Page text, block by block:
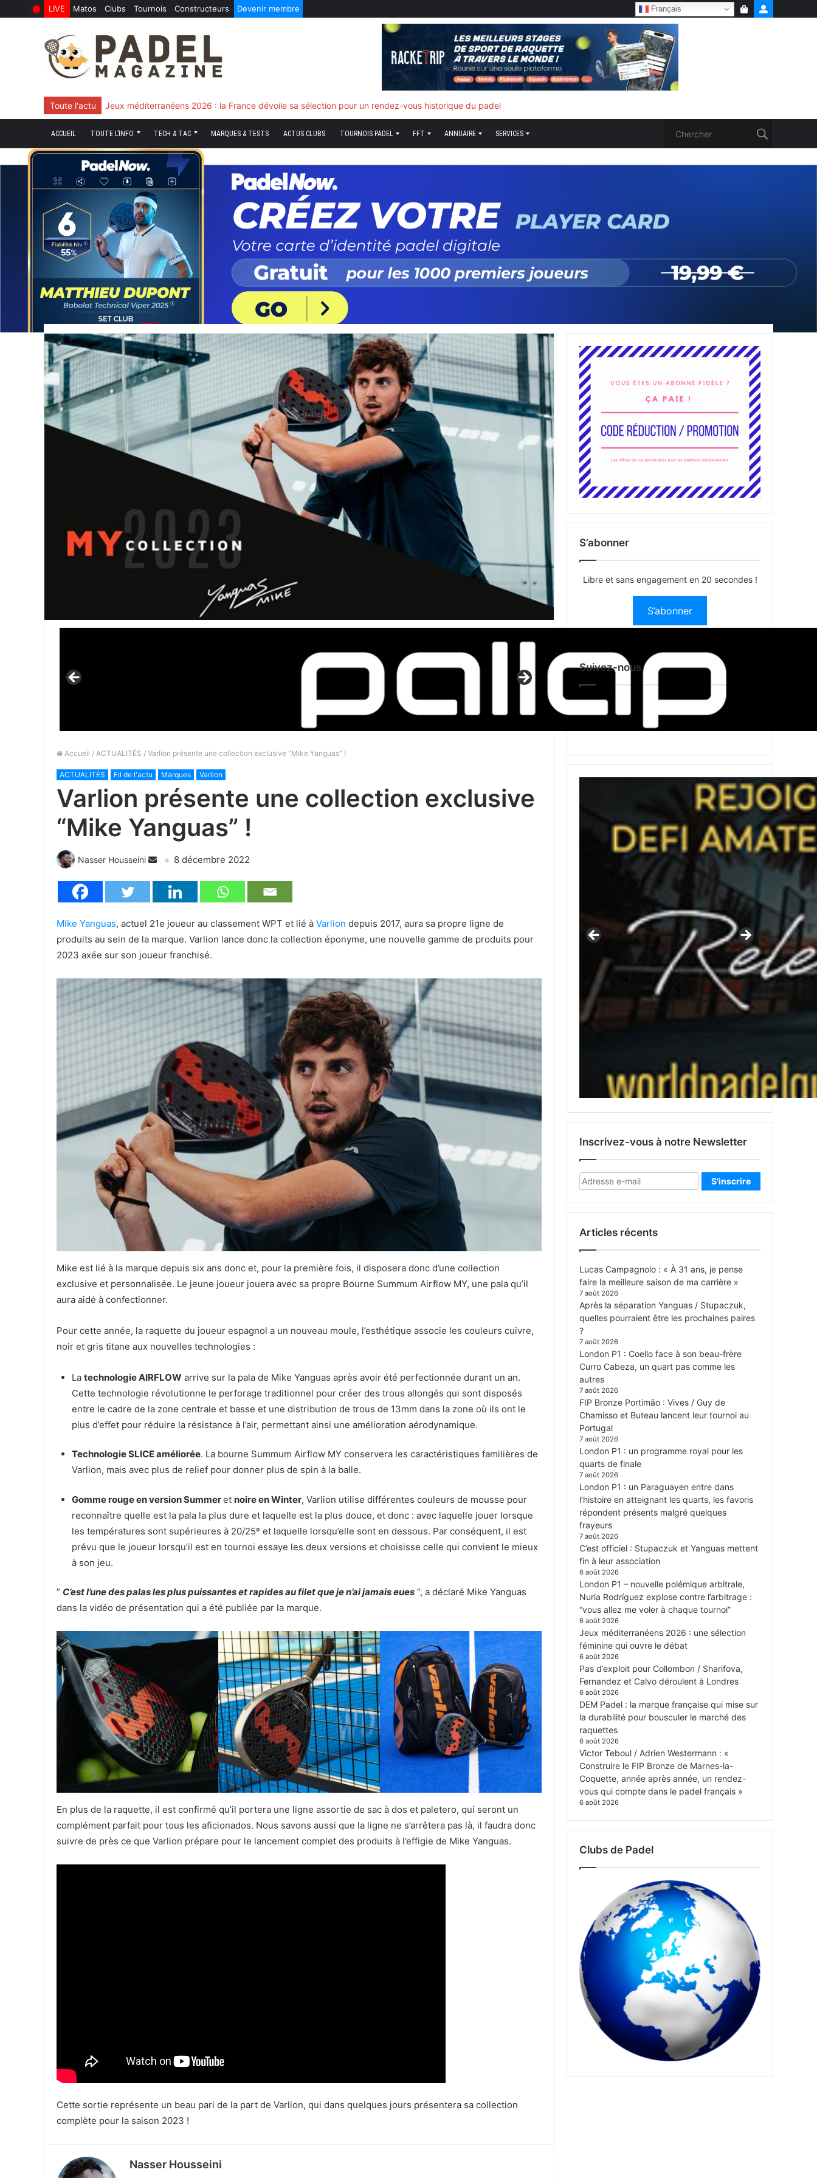
LIVE Matos Clubs Tournois Constructeurs Devenir membre Français
Toute l'actu Chingotto, ciblé tout le match mais décisif quand tout bascule
ACCUEIL TOUTE L’INFO
6 Août 2026
TECH & TAC
10 Juin 2026
MARQUES & TESTS ACTUS CLUBS TOURNOIS PADEL FFT ANNUAIRE SERVICES
Accueil / ACTUALITÉS / Varlion présente une collection exclusive “Mike Yanguas” !
ACTUALITÉS Fil de l'actu Marques Varlion
Varlion présente une collection exclusive
“Mike Yanguas” !
Nasser Housseini 8 décembre 2022
Mike Yanguas, actuel 21e joueur au classement WPT et lié à Varlion depuis 2017, aura sa propre ligne de
produits au sein de la marque. Varlion lance donc la collection éponyme, une nouvelle gamme de produits pour
2023 axée sur son joueur franchisé.
Mike est lié à la marque depuis six ans donc et, pour la première fois, il disposera donc d’une collection
exclusive et personnalisée. Le jeune joueur jouera avec sa propre Bourne Summum Airflow MY, une pala qu’il
aura aidé à confectionner.
Pour cette année, la raquette du joueur espagnol a un nouveau moule, l’esthétique associe les couleurs cuivre,
noir et gris titane aux nouvelles technologies :
La technologie AIRFLOW arrive sur la pala de Mike Yanguas après avoir été perfectionnée durant un an.
Cette technologie révolutionne le perforage traditionnel pour créer des trous allongés qui sont disposés
entre le cadre de la zone centrale et basse et une distribution de trous de 13mm dans la zone où ils ont le
plus d’effet pour réduire la résistance à l’air, permettant ainsi une amélioration aérodynamique.
Technologie SLICE améliorée. La bourne Summum Airflow MY conservera les caractéristiques familières de
Varlion, mais avec plus de relief pour donner plus de spin à la balle.
Gomme rouge en version Summeret noire en Winter, Varlion utilise différentes couleurs de mousse pour
reconnaître quelle est la pala la plus dure et laquelle est la plus douce, et donc : avec laquelle jouer lorsque
les températures sont supérieures à 20/25º et laquelle lorsqu’elle sont en dessous. Par conséquent, il est
prévu que le joueur lorsqu’il est en tournoi essaye les deux versions et choisisse celle qui convient le mieux
à son jeu.
” C’est l’une des palas les plus puissantes et rapides au filet que je n’ai jamais eues “, a déclaré Mike Yanguas
dans la vidéo de présentation qui a été publiée par la marque.
En plus de la raquette, il est confirmé qu’il portera une ligne assortie de sac à dos et paletero, qui seront un
complément parfait pour tous les aficionados. Nous savons aussi que la ligne ne s’arrêtera pas là, il faudra donc
suivre de près ce que Varlion prépare pour le lancement complet des produits à l’effigie de Mike Yanguas.
Cette sortie représente un beau pari de la part de Varlion, qui dans quelques jours présentera sa collection
complète pour la saison 2023 !
Nasser Housseini
S’abonner
Libre et sans engagement en 20 secondes !
S’abonner
Suivez-nous
Inscrivez-vous à notre Newsletter
Articles récents
Lucas Campagnolo : « À 31 ans, je pense
faire la meilleure saison de ma carrière »
7 août 2026
Après la séparation Yanguas / Stupaczuk,
quelles pourraient être les prochaines paires
?
7 août 2026
London P1 : Coello face à son beau-frère
Curro Cabeza, un quart pas comme les
autres
7 août 2026
FIP Bronze Portimão : Vives / Guy de
Chamisso et Buteau lancent leur tournoi au
Portugal
7 août 2026
London P1 : un programme royal pour les
quarts de finale
7 août 2026
London P1 : un Paraguayen entre dans
l’histoire en atteignant les quarts, les favoris
répondent présents malgré quelques
frayeurs
7 août 2026
C’est officiel : Stupaczuk et Yanguas mettent
fin à leur association
6 août 2026
London P1 – nouvelle polémique arbitrale,
Nuria Rodríguez explose contre l’arbitrage :
“vous allez me voler à chaque tournoi”
6 août 2026
Jeux méditerranéens 2026 : une sélection
féminine qui ouvre le débat
6 août 2026
Pas d’exploit pour Collombon / Sharifova,
Fernandez et Calvo déroulent à Londres
6 août 2026
DEM Padel : la marque française qui mise sur
la durabilité pour bousculer le marché des
raquettes
6 août 2026
Victor Teboul / Adrien Westermann : «
Construire le FIP Bronze de Marnes-la-
Coquette, année après année, un rendez-
vous qui compte dans le padel français »
6 août 2026
Clubs de Padel